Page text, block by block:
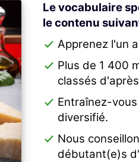
Le vocabulaire
le contenu
Apprenez l'un
Plus de 1 400
classés
Entraînez-
diversifié.
Nous
débutant(e)s